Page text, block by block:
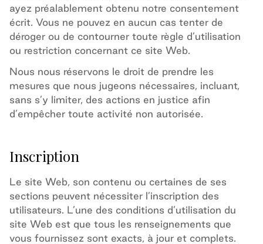
ayez préalablement obtenu notre consentement
écrit. Vous ne pouvez en aucun cas tenter de
déroger ou de contourner toute règle d’utilisation
ou restriction concernant ce site Web.
Nous nous réservons le droit de prendre les
mesures que nous jugeons nécessaires, incluant,
sans s’y limiter, des actions en justice afin
d’empêcher toute activité non autorisée.
Inscription
Le site Web, son contenu ou certaines de ses
sections peuvent nécessiter l’inscription des
utilisateurs. L’une des conditions d’utilisation du
site Web est que tous les renseignements que
vous fournissez sont exacts, à jour et complets.